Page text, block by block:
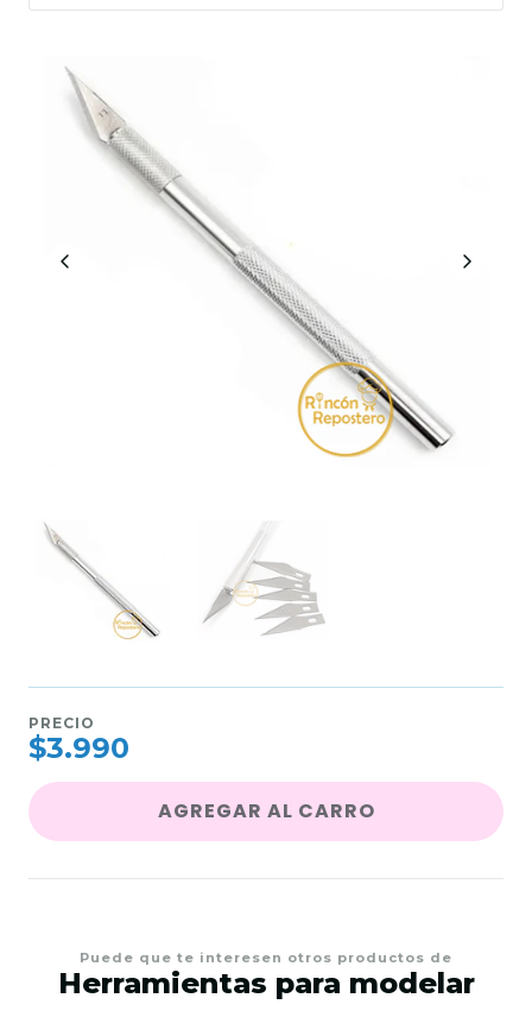
PRECIO
$3.990
AGREGAR AL CARRO
Puede que te interesen otros productos de
Herramientas para modelar